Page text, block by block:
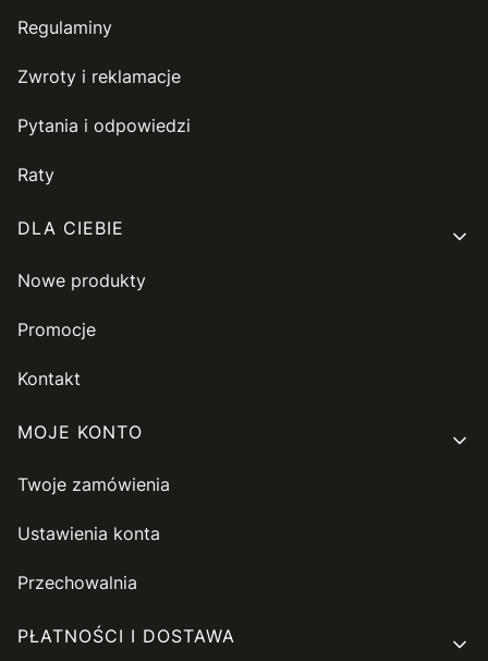
Regulaminy
Zwroty i reklamacje
Pytania i odpowiedzi
Raty
DLA CIEBIE
Nowe produkty
Promocje
Kontakt
MOJE KONTO
Twoje zamówienia
Ustawienia konta
Przechowalnia
PŁATNOŚCI I DOSTAWA